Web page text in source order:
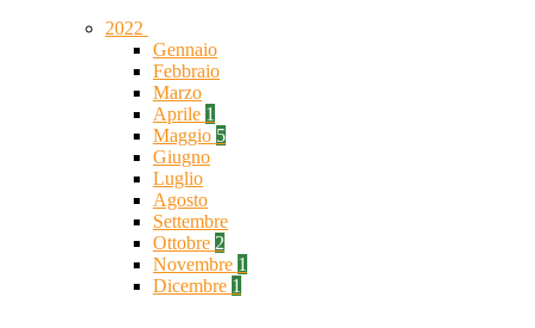
2022
Gennaio
Febbraio
Marzo
Aprile 1
Maggio 5
Giugno
Luglio
Agosto
Settembre
Ottobre 2
Novembre 1
Dicembre 1